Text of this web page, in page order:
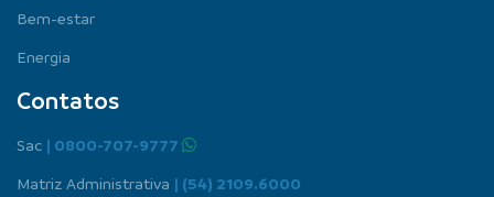
Bem-estar
Energia
Contatos
Sac | 0800-707-9777
Matriz Administrativa | (54) 2109.6000